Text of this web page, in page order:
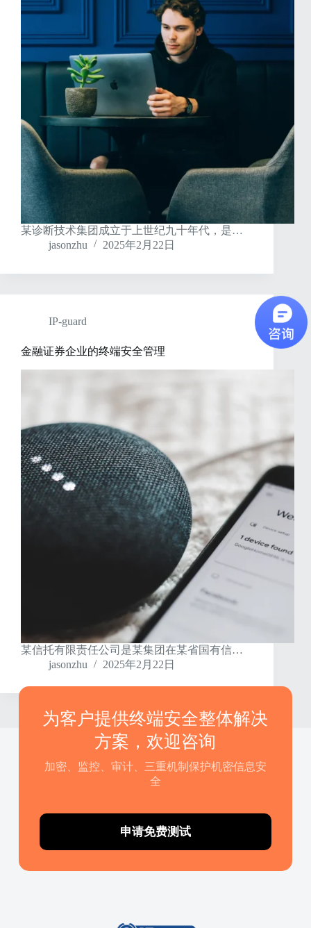
某诊断技术集团成立于上世纪九十年代，是…
jasonzhu
2025年2月22日
IP-guard
金融证券企业的终端安全管理
某信托有限责任公司是某集团在某省国有信…
jasonzhu
2025年2月22日
为客户提供终端安全整体解决
方案，欢迎咨询
加密、监控、审计、三重机制保护机密信息安
全
申请免费测试